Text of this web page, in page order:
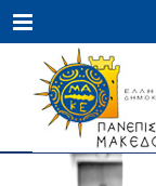
Menu